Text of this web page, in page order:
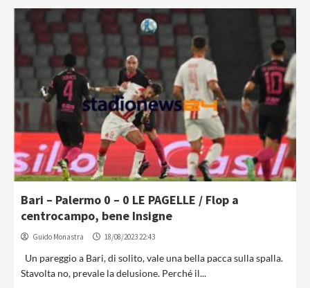
Bari – Palermo 0 – 0 LE PAGELLE / Flop a
centrocampo, bene Insigne
Guido Monastra 18/08/2023 22:43
Un pareggio a Bari, di solito, vale una bella pacca sulla spalla.
Stavolta no, prevale la delusione. Perché il...